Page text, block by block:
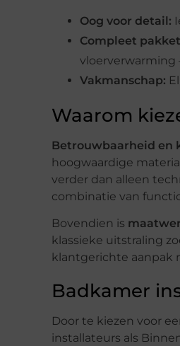
Oog voor detail:
Compleet
vloerverwarming
Vakmanschap:
Waarom
Betrouwbaarheid en
hoogwaardige
verder dan alleen
combinatie van
Bovendien is
klassieke uitstraling
klantgerichte aanpak
Badkamer
Door te kiezen voor
installateurs als